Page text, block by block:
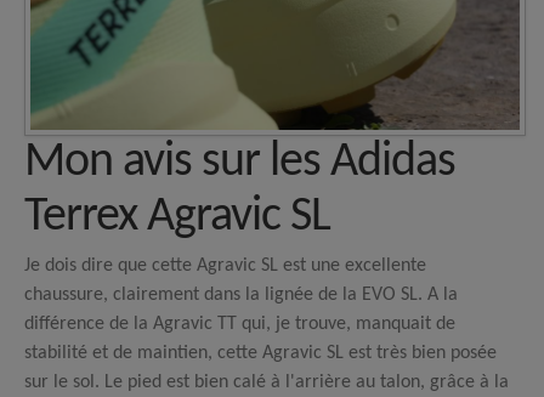
Mon avis sur les Adidas
Terrex Agravic SL
Je dois dire que cette Agravic SL est une excellente
chaussure, clairement dans la lignée de la EVO SL. A la
différence de la Agravic TT qui, je trouve, manquait de
stabilité et de maintien, cette Agravic SL est très bien posée
sur le sol. Le pied est bien calé à l'arrière au talon, grâce à la